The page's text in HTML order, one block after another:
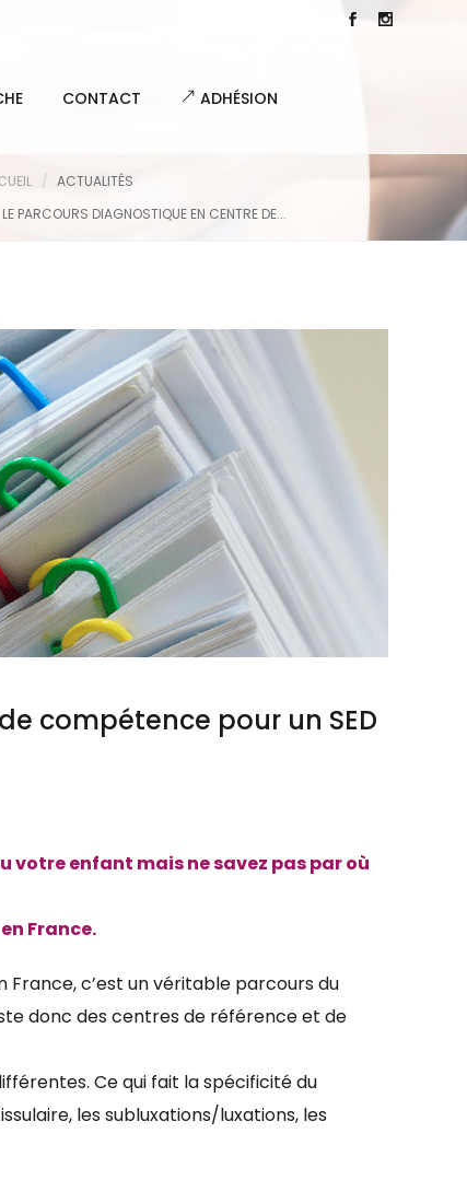
CONTACT ADHÉSION
ACTUALITÉS
LE PARCOURS DIAGNOSTIQUE EN CENTRE DE...
compétence pour un SED
votre enfant mais ne savez pas par où
France.
c’est un véritable parcours du
donc des centres de référence et de
Ce qui fait la spécificité du
les subluxations/luxations, les